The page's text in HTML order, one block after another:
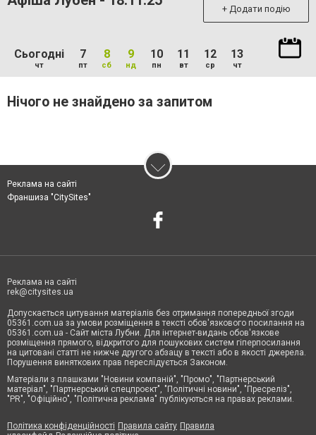
+ Додати подію
Сьогодні
чт
7
пт
8
сб
9
нд
10
пн
11
вт
12
ср
13
чт
Нічого не знайдено за запитом
Реклама на сайті
Франшиза "CitySites"
Реклама на сайті
rek@citysites.ua
Допускається цитування матеріалів без отримання попередньої згоди
05361.com.ua за умови розміщення в тексті обов'язкового посилання на
05361.com.ua - Сайт міста Лубни. Для інтернет-видань обов'язкове
розміщення прямого, відкритого для пошукових систем гіперпосилання
на цитовані статті не нижче другого абзацу в тексті або в якості джерела.
Порушення виняткових прав переслідується Законом.
Матеріали з плашками "Новини компаній", "Промо", "Партнерський
матеріал", "Партнерський спецпроєкт", "Політичні новини", "Пресреліз",
"PR", "Офіційно", "Політична реклама" публікуються на правах реклами.
Політика конфіденційності Правила сайту Правила